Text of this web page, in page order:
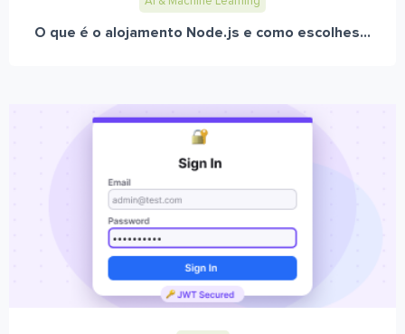
O que é o alojamento Node.js e como escolhes...